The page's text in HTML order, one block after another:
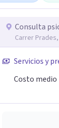
Consulta
Carrer
Servicios y
Costo medio